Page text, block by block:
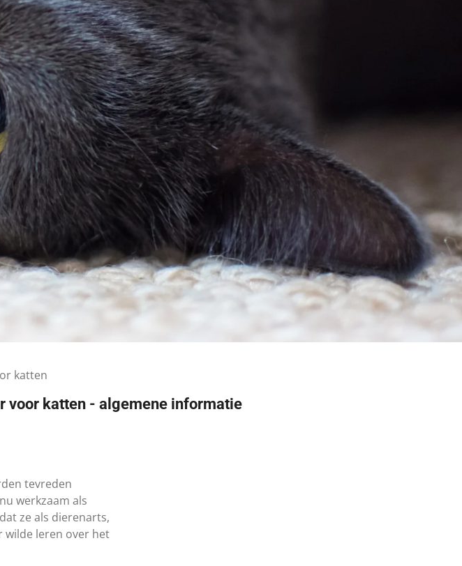
katten
voor katten - algemene informatie
tevreden
werkzaam als
ze als dierenarts,
wilde leren over het